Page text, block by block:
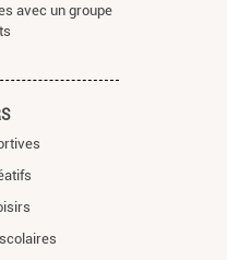
avec un groupe